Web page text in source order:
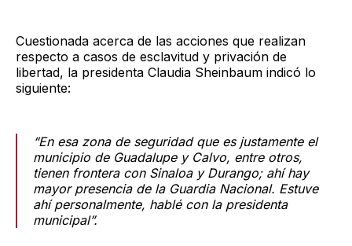
Cuestionada acerca de las acciones que realizan
respecto a casos de esclavitud y privación de
libertad, la presidenta Claudia Sheinbaum indicó lo
siguiente:
“En esa zona de seguridad que es justamente el
municipio de Guadalupe y Calvo, entre otros,
tienen frontera con Sinaloa y Durango; ahí hay
mayor presencia de la Guardia Nacional. Estuve
ahí personalmente, hablé con la presidenta
municipal”.